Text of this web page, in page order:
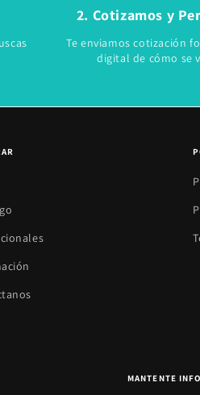
2. Cotizamos y
Te enviamos cotización
digital de cómo se
MANTENTE